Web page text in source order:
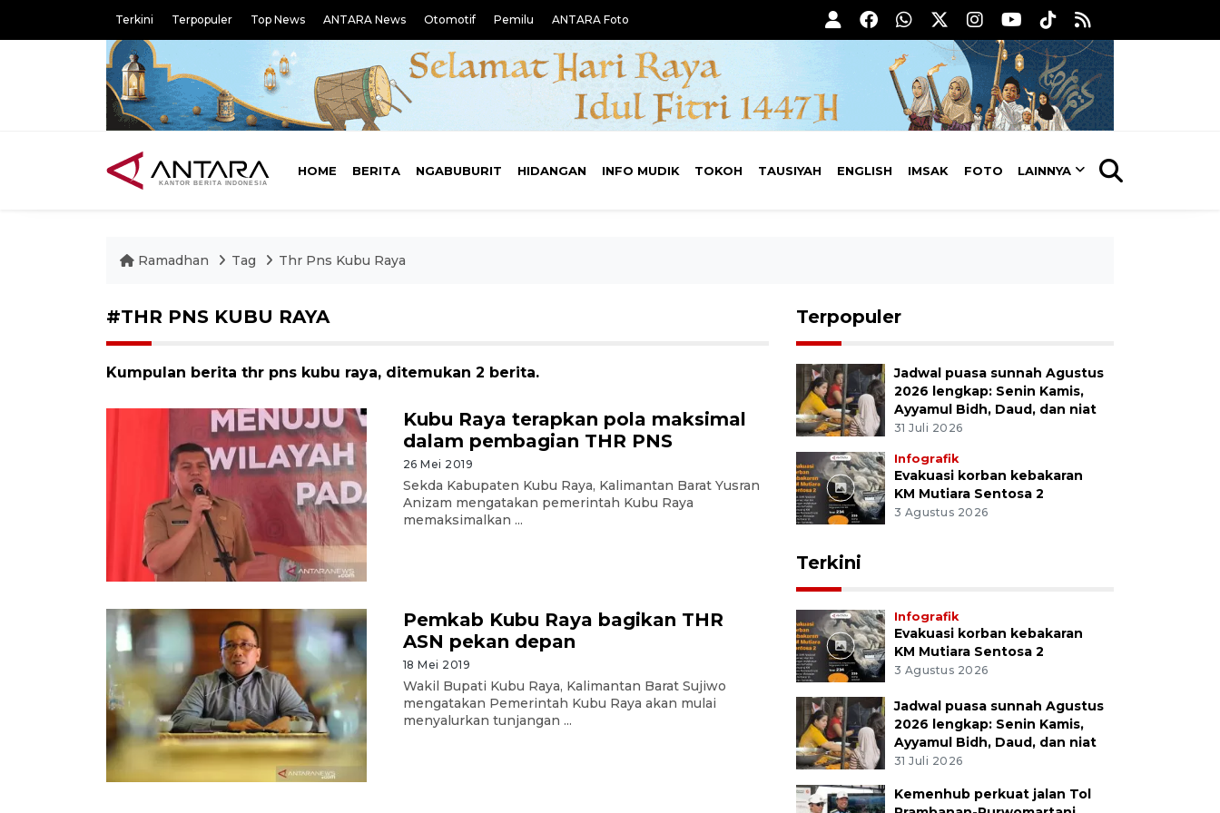
Terkini Terpopuler Top News ANTARA News Otomotif Pemilu ANTARA Foto
HOME BERITA NGABUBURIT HIDANGAN INFO MUDIK TOKOH TAUSIYAH ENGLISH IMSAK FOTO LAINNYA
Ramadhan Tag Thr Pns Kubu Raya
#THR PNS KUBU RAYA
Kumpulan berita thr pns kubu raya, ditemukan 2 berita.
Kubu Raya terapkan pola maksimal
dalam pembagian THR PNS
26 Mei 2019
Sekda Kabupaten Kubu Raya, Kalimantan Barat Yusran
Anizam mengatakan pemerintah Kubu Raya
memaksimalkan ...
Pemkab Kubu Raya bagikan THR
ASN pekan depan
18 Mei 2019
Wakil Bupati Kubu Raya, Kalimantan Barat Sujiwo
mengatakan Pemerintah Kubu Raya akan mulai
menyalurkan tunjangan ...
Terpopuler
Jadwal puasa sunnah Agustus
2026 lengkap: Senin Kamis,
Ayyamul Bidh, Daud, dan niat
31 Juli 2026
Infografik
Evakuasi korban kebakaran
KM Mutiara Sentosa 2
3 Agustus 2026
Terkini
Infografik
Evakuasi korban kebakaran
KM Mutiara Sentosa 2
3 Agustus 2026
Jadwal puasa sunnah Agustus
2026 lengkap: Senin Kamis,
Ayyamul Bidh, Daud, dan niat
31 Juli 2026
Kemenhub perkuat jalan Tol